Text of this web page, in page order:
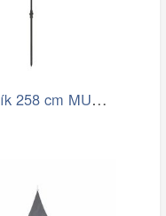
Slunečník 258 cm MURASA Bílá